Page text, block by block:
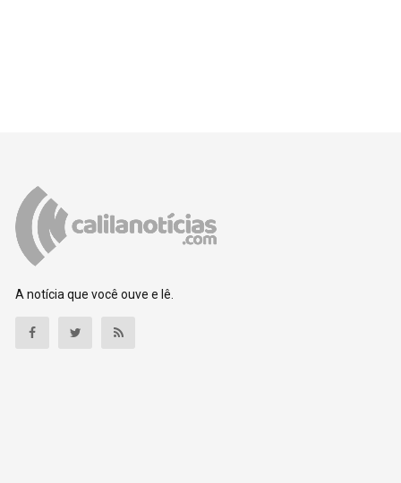
A notícia que você ouve e lê.